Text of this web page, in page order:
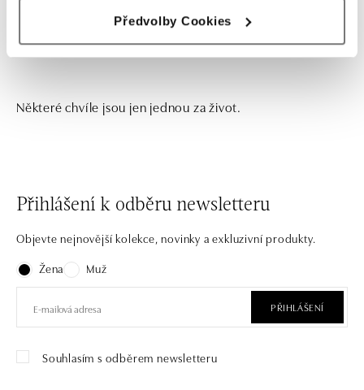
Předvolby Cookies
od 432 095 Kč od 348 526 Kč
Některé chvíle jsou jen jednou za život.
Přihlášení k odběru newsletteru
Objevte nejnovější kolekce, novinky a exkluzivní produkty.
Žena
Muž
PŘIHLÁŠENÍ
Souhlasím s odběrem newsletteru